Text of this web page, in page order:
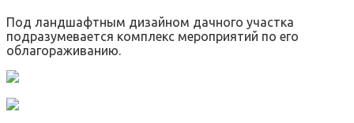
Под ландшафтным дизайном дачного участка
подразумевается комплекс мероприятий по его
облагораживанию.